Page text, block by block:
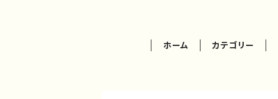
ホーム カテゴリー